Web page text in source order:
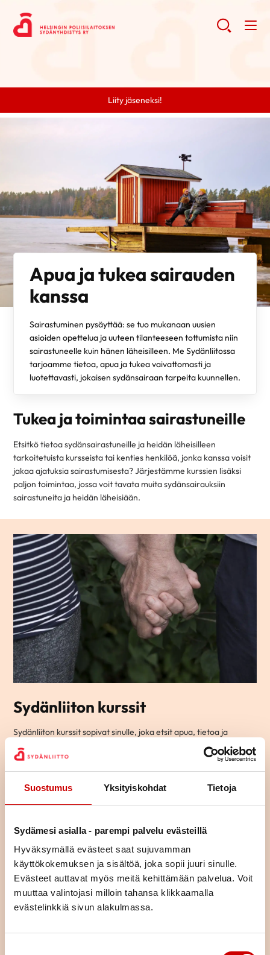
Suostumus Yksityiskohdat Tietoja
Sydämesi asialla - parempi palvelu evästeillä
Hyväksymällä evästeet saat sujuvamman
käyttökokemuksen ja sisältöä, joka sopii juuri sinulle.
Evästeet auttavat myös meitä kehittämään palvelua. Voit
muuttaa valintojasi milloin tahansa klikkaamalla
evästelinkkiä sivun alakulmassa.
Liity jäseneksi!
Apua ja tukea sairauden
kanssa
Sairastuminen pysäyttää: se tuo mukanaan uusien
asioiden opettelua ja uuteen tilanteeseen tottumista niin
sairastuneelle kuin hänen läheisilleen. Me Sydänliitossa
tarjoamme tietoa, apua ja tukea vaivattomasti ja
luotettavasti, jokaisen sydänsairaan tarpeita kuunnellen.
Tukea ja toimintaa sairastuneille
Etsitkö tietoa sydänsairastuneille ja heidän läheisilleen
tarkoitetuista kursseista tai kenties henkilöä, jonka kanssa voisit
jakaa ajatuksia sairastumisesta? Järjestämme kurssien lisäksi
paljon toimintaa, jossa voit tavata muita sydänsairauksiin
sairastuneita ja heidän läheisiään.
Sydänliiton kurssit
Sydänliiton kurssit sopivat sinulle, joka etsit apua, tietoa ja
vinkkejä arjen elämään sydänsairauden kanssa.
Ryhmämuotoisilla kursseillamme pääset tapaamaan toisia
samassa elämäntilanteessa olevia ja jakamaan kokemuksia
yhdessä tekemisen ja oppimisen kautta.
Osa kursseista on teemallisia kursseja, joissa käsitellään yhtä
Voit tulla kurssille yksin tai yhdessä puolisosi tai läheisesi kanssa.
Kurssimme ovat osallistujille maksuttomia. Voit hakeutua kaikille
kursseille asuinpaikastasi riippumatta.
KURSSIKALENTERI